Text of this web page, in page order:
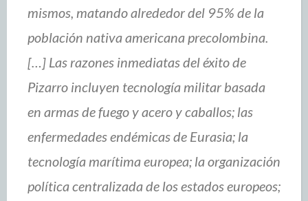
mismos, matando alrededor del 95% de la
población nativa americana precolombina.
[…] Las razones inmediatas del éxito de
Pizarro incluyen tecnología militar basada
en armas de fuego y acero y caballos; las
enfermedades endémicas de Eurasia; la
tecnología marítima europea; la organización
política centralizada de los estados europeos;